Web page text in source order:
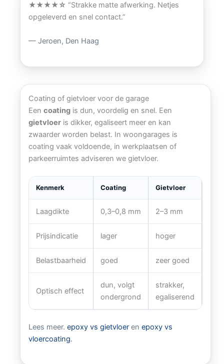
★★★★☆ “Strakke matte afwerking. Netjes
opgeleverd en snel contact.”
— Jeroen, Den Haag
Coating of gietvloer voor de garage
Een coating is dun, voordelig en snel. Een
gietvloer is dikker, egaliseert meer en kan
zwaarder worden belast. In woongarages is
coating vaak voldoende, in werkplaatsen of
parkeerruimtes adviseren we gietvloer.
Kenmerk Coating Gietvloer
Laagdikte 0,3–0,8 mm 2–3 mm
Prijsindicatie lager hoger
Belastbaarheid goed zeer goed
Optisch effect
dun, volgt
ondergrond
strakker,
egaliserend
Lees meer. epoxy vs gietvloer en epoxy vs
vloercoating.